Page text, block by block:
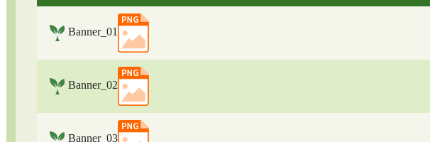
Banner_01
Banner_02
Banner_03